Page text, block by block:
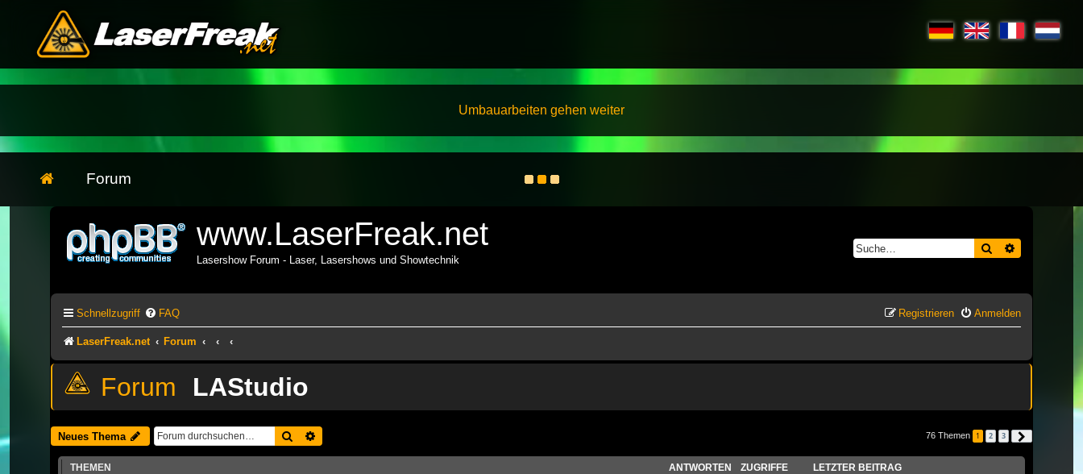
Umbauarbeiten gehen weiter
Forum
www.LaserFreak.net
Lasershow Forum - Laser, Lasershows und Showtechnik
Suche
Schnellzugriff FAQ Anmelden
Registrieren
LaserFreak.net Forum
LAStudio
Neues Thema Suche 76 Themen 1 2 3
THEMEN ANTWORTEN ZUGRIFFE LETZTER BEITRAG